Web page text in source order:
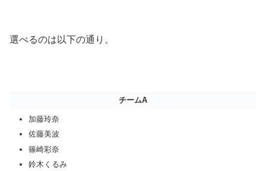
選べるのは以下の通り。
チームA
加藤玲奈
佐藤美波
篠崎彩奈
鈴木くるみ